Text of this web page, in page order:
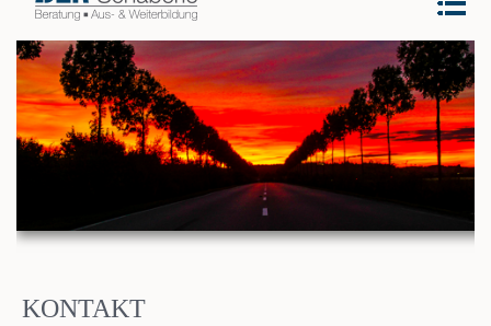
KONTAKT